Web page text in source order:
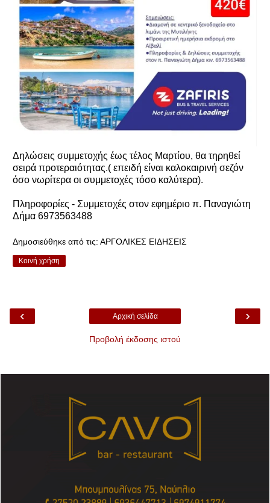
Δηλώσεις συμμετοχής έως τέλος Μαρτίου, θα τηρηθεί
σειρά προτεραιότητας.( επειδή είναι καλοκαιρινή σεζόν
όσο νωρίτερα οι συμμετοχές τόσο καλύτερα).
Πληροφορίες - Συμμετοχές στον εφημέριο π. Παναγιώτη
Δήμα 6973563488
Δημοσιεύθηκε από τις: ΑΡΓΟΛΙΚΕΣ ΕΙΔΗΣΕΙΣ
Κοινή χρήση
‹ ›
Αρχική σελίδα
Προβολή έκδοσης ιστού